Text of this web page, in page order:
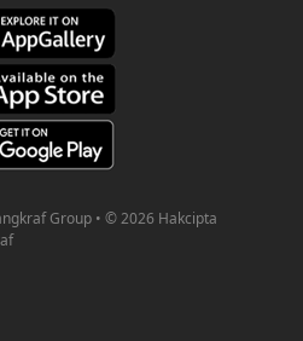
Group • © 2026 Hakcipta